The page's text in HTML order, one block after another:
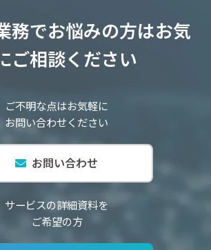
務でお悩みの方はお気
ご相談ください
ご不明な点はお気軽に
お問い合わせください
お問い合わせ
サービスの詳細資料を
ご希望の方